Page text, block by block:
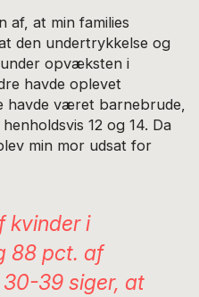
af, at min families
den undertrykkelse og
opvæksten i
havde oplevet
havde været barnebrude,
12 og 14. Da
min mor udsat for
kvinder i
88 pct. af
39 siger, at